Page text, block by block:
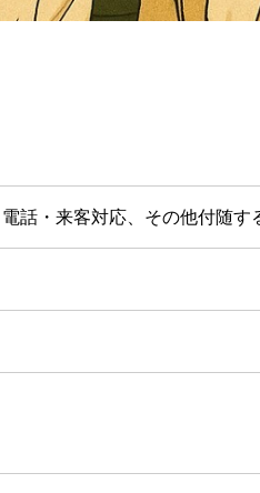
話・来客対応、その他付随す